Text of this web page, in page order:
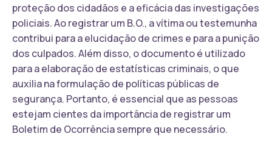
proteção dos cidadãos e a eficácia das investigações
policiais. Ao registrar um B.O., a vítima ou testemunha
contribui para a elucidação de crimes e para a punição
dos culpados. Além disso, o documento é utilizado
para a elaboração de estatísticas criminais, o que
auxilia na formulação de políticas públicas de
segurança. Portanto, é essencial que as pessoas
estejam cientes da importância de registrar um
Boletim de Ocorrência sempre que necessário.